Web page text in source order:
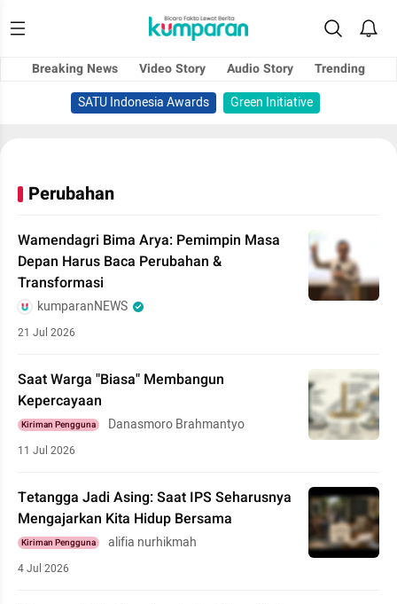
Breaking News Video Story Audio Story
Trending
SATU Indonesia Awards
Green Initiative
Perubahan
Wamendagri Bima Arya: Pemimpin Masa
Depan Harus Baca Perubahan &
Transformasi
kumparanNEWS
21 Jul 2026
Saat Warga "Biasa" Membangun
Kepercayaan
Kiriman Pengguna Danasmoro Brahmantyo
11 Jul 2026
Tetangga Jadi Asing: Saat IPS Seharusnya
Mengajarkan Kita Hidup Bersama
Kiriman Pengguna alifia nurhikmah
4 Jul 2026